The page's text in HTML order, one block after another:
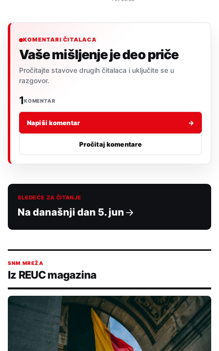
KOMENTARI ČITALACA
Vaše mišljenje je deo priče
Pročitajte stavove drugih čitalaca i uključite se u
razgovor.
1KOMENTAR
Napiši komentar →
Pročitaj komentare
SLEDEĆE ZA ČITANJE
Na današnji dan 5. jun
SNM MREŽA
Iz REUC magazina